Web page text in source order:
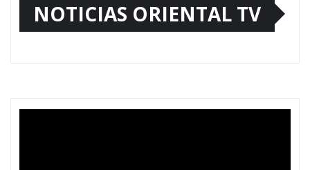
NOTICIAS ORIENTAL TV